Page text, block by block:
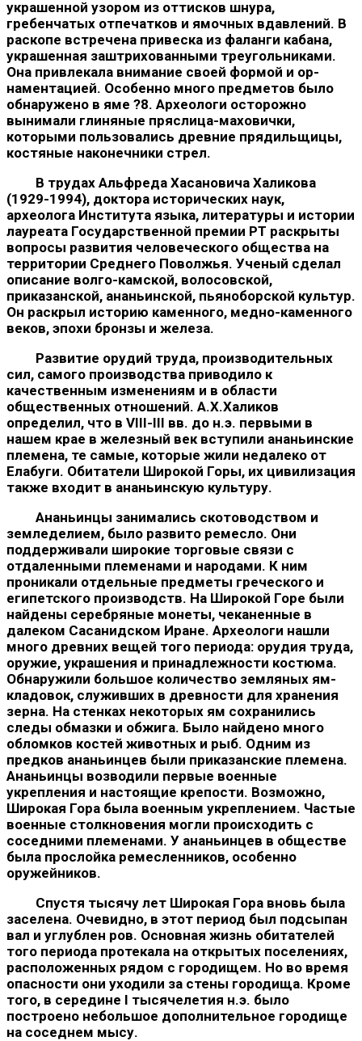
украшенной узором из оттисков шнура,
гребенчатых отпечатков и ямочных вдавлений. В
раскопе встре­чена привеска из фаланги кабана,
украшенная заштрихованными треугольниками.
Она привлекала внимание своей формой и ор­
наментацией. Особенно много предметов было
обнаружено в яме ?8. Археологи осторожно
вынимали глиняные пряслица-махо­вички,
которыми пользовались древние прядильщицы,
костяные наконечники стрел.
В трудах Альфреда Хасановича Халикова
(1929-1994), док­тора исторических наук,
археолога Института языка, литературы и истории
лауреата Государственной премии РТ раскрыты
во­просы развития человеческого общества на
территории Среднего Поволжья. Ученый сделал
описание волго-камской, волосовской,
приказанской, ананьинской, пьяноборской культур.
Он раскрыл историю каменного, медно-каменного
веков, эпохи бронзы и же­леза.
Развитие орудий труда, производительных
сил, самого производства приводило к
качественным изменениям и в области
общественных отношений. А.Х.Халиков
определил, что в VIII-III вв. до н.э. первыми в
нашем крае в железный век вступили ананьинские
племена, те самые, которые жили недалеко от
Елабуги. Обитатели Широкой Горы, их цивилизация
также вхо­дит в ананьинскую культуру.
Ананьинцы занимались скотоводством и
земледелием, было развито ремесло. Они
поддерживали широкие торговые связи с
отдаленными племенами и народами. К ним
проникали отдельные предметы греческого и
египетского производств. На Широкой Горе были
найдены серебряные монеты, чеканенные в
далеком Сасанидском Иране. Археологи нашли
много древних вещей того периода: орудия труда,
оружие, украшения и принад­лежности костюма.
Обнаружили большое количество земляных ям-
кладовок, служивших в древности для хранения
зерна. На стенках некоторых ям сохранились
следы обмазки и обжига. Было найдено много
обломков костей животных и рыб. Одним из
предков ананьинцев были приказанские племена.
Ананьинцы возводили первые военные
укрепления и настоящие крепости. Возможно,
Широкая Гора была военным укреплением. Частые
военные столкновения могли происходить с
соседними племе­нами. У ананьинцев в обществе
была прослойка ремесленников, особенно
оружейников.
Спустя тысячу лет Широкая Гора вновь была
заселена. Оче­видно, в этот период был подсыпан
вал и углублен ров. Ос­новная жизнь обитателей
того периода протекала на открытых поселениях,
расположенных рядом с городищем. Но во время
опасности они уходили за стены городища. Кроме
того, в сере­дине I тысячелетия н.э. было
построено небольшое дополнитель­ное городище
на соседнем мысу.